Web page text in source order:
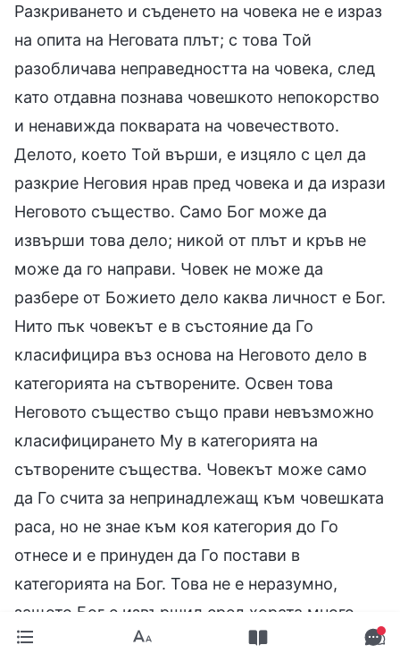
Разкриването и съденето на човека не е израз
на опита на Неговата плът; с това Той
разобличава неправедността на човека, след
като отдавна познава човешкото непокорство
и ненавижда покварата на човечеството.
Делото, което Той върши, е изцяло с цел да
разкрие Неговия нрав пред човека и да изрази
Неговото същество. Само Бог може да
извърши това дело; никой от плът и кръв не
може да го направи. Човек не може да
разбере от Божието дело каква личност е Бог.
Нито пък човекът е в състояние да Го
класифицира въз основа на Неговото дело в
категорията на сътворените. Освен това
Неговото същество също прави невъзможно
класифицирането Му в категорията на
сътворените същества. Човекът може само
да Го счита за непринадлежащ към човешката
раса, но не знае към коя категория до Го
отнесе и е принуден да Го постави в
категорията на Бог. Това не е неразумно,
защото Бог е извършил сред хората много
дела, на които човекът не е способен.